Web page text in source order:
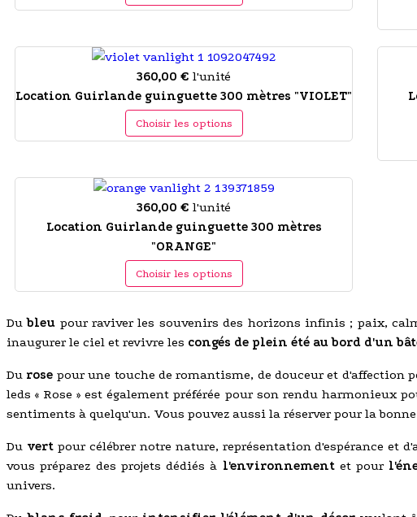
360,00 € l'unité
Location Guirlande guinguette 300 mètres "VIOLET"
Choisir les options
360,00 € l'unité
Location Guirlande guinguette 300 mètres
"ORANGE"
Choisir les options
Dubleu pour raviver les souvenirs des horizons infinis ; paix,
inaugurer le ciel et revivre les congés de plein été au bord d'un
Du rose pour une touche de romantisme, de douceur et d'affection
leds « Rose » est également préférée pour son rendu harmonieux
sentiments à quelqu'un. Vous pouvez aussi la réserver pour la
Du vertpour célébrer notre nature, représentation d'espérance et
vous préparez des projets dédiés à l'environnementet pour
univers.